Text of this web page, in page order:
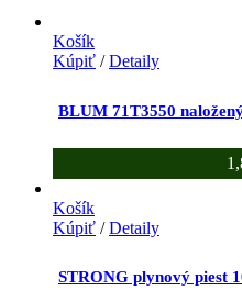
Košík
Kúpiť /Detaily
BLUM 71T3550
Košík
Kúpiť /Detaily
STRONG plynový piest